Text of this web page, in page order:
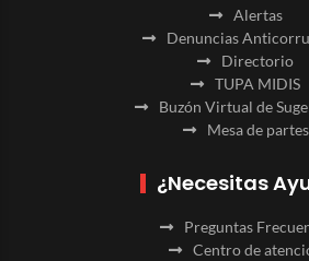
Alertas
Denuncias
Directorio
TUPA MIDIS
Buzón Virtual de
Mesa de partes
¿Necesitas
Preguntas
Centro de